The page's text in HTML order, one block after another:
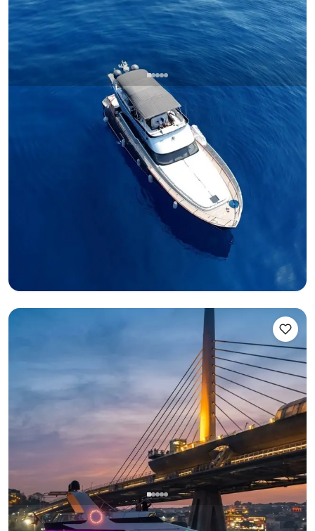
Nieuwe boot
Luxe Motorjacht van 20 meter vertrek Bebek voor
Zwemtour naar de Eilanden, Zonsondergangtour,
Bosporus Tour & Privé-evenementen!
Bosporus Tour
Huwelijksaanzoek op een Jacht +5 pakketten meer
Bebek, İstanbul Nieuwe boot